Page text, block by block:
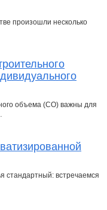
произошли несколько
объема (СО) важны для
стандартный: встречаемся